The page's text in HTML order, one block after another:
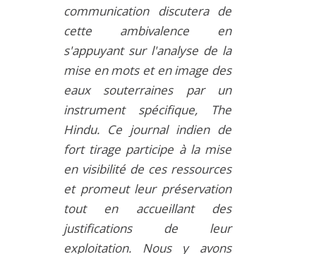
communication discutera de
cette ambivalence en
s'appuyant sur l'analyse de la
mise en mots et en image des
eaux souterraines par un
instrument spécifique, The
Hindu. Ce journal indien de
fort tirage participe à la mise
en visibilité de ces ressources
et promeut leur préservation
tout en accueillant des
justifications de leur
exploitation. Nous y avons